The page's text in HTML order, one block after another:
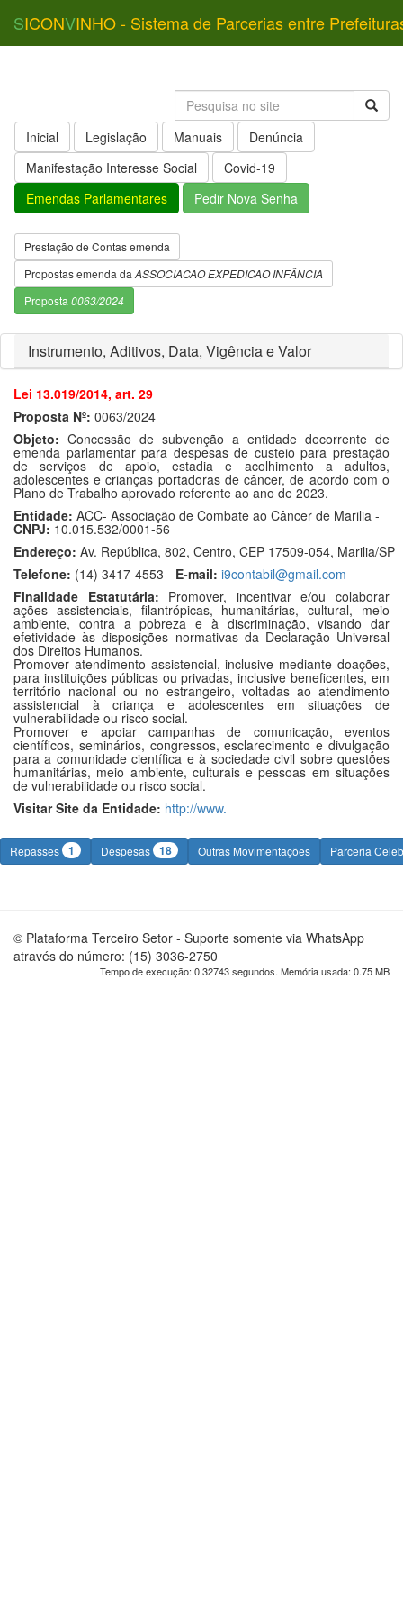
SICONVINHO - Sistema de Parcerias entre
Inicial Legislação Manuais
Denúncia
Manifestação Interesse Social
Covid-19
Emendas Parlamentares
Pedir Nova Senha
Prestação de Contas emenda
Propostas emenda da ASSOCIACAO EXPEDICAO INFÂNCIA
Proposta 0063/2024
Instrumento, Aditivos, Data, Vigência e Valor
Lei 13.019/2014, art. 29
Proposta Nº: 0063/2024
Objeto: Concessão de subvenção a entidade decorrente de
emenda parlamentar para despesas de custeio para prestação
de serviços de apoio, estadia e acolhimento a adultos,
adolescentes e crianças portadoras de câncer, de acordo com o
Plano de Trabalho aprovado referente ao ano de 2023.
Entidade: ACC- Associação de Combate ao Câncer de Marilia -
CNPJ: 10.015.532/0001-56
Endereço: Av. República, 802, Centro, CEP 17509-054, Marilia/SP
Telefone: (14) 3417-4553 - E-mail: i9contabil@gmail.com
Finalidade Estatutária: Promover, incentivar e/ou colaborar
ações assistenciais, filantrópicas, humanitárias, cultural, meio
ambiente, contra a pobreza e à discriminação, visando dar
efetividade às disposições normativas da Declaração Universal
dos Direitos Humanos.
Promover atendimento assistencial, inclusive mediante doações,
para instituições públicas ou privadas, inclusive beneficentes, em
território nacional ou no estrangeiro, voltadas ao atendimento
assistencial à criança e adolescentes em situações de
vulnerabilidade ou risco social.
Promover e apoiar campanhas de comunicação, eventos
científicos, seminários, congressos, esclarecimento e divulgação
para a comunidade científica e à sociedade civil sobre questões
humanitárias, meio ambiente, culturais e pessoas em situações
de vulnerabilidade ou risco social.
Visitar Site da Entidade: http://www.
Repasses 1 Despesas 18 Outras Movimentações Parceria
© Plataforma Terceiro Setor - Suporte somente via WhatsApp
através do número: (15) 3036-2750
Tempo de execução: 0.32743 segundos. Memória usada: 0.75 MB